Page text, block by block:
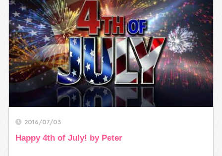
2016/07/03
Happy 4th of July! by Peter